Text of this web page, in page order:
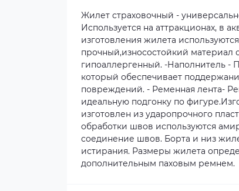
Жилет страховочный -
Используется на аттракционах, в
изготовления жилета
прочный,износостойкий материал
гипоаллергенный. -Наполнитель -
который обеспечивает
повреждений. - Ременная лента-
идеальную подгонку по
изготовлен из ударопрочного
обработки швов используются
соединение швов. Борта и низ
истирания. Размеры жилета
дополнительным паховым ремнем.